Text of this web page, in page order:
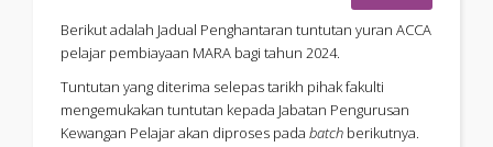
Berikut adalah Jadual Penghantaran tuntutan yuran ACCA
pelajar pembiayaan MARA bagi tahun 2024.
Tuntutan yang diterima selepas tarikh pihak fakulti
mengemukakan tuntutan kepada Jabatan Pengurusan
Kewangan Pelajar akan diproses pada batch berikutnya.